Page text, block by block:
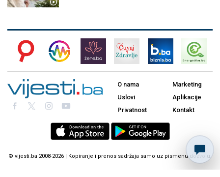
O nama
Uslovi
Privatnost
Marketing
Aplikacije
Kontakt
© vijesti.ba 2008-2026 | Kopiranje i prenos sadržaja samo uz pismenu dozvolu.